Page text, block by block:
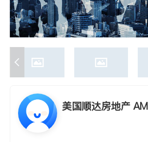
美国顺达房地产